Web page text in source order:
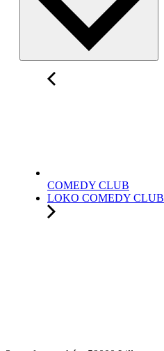
COMEDY CLUB
LOKO COMEDY CLUB